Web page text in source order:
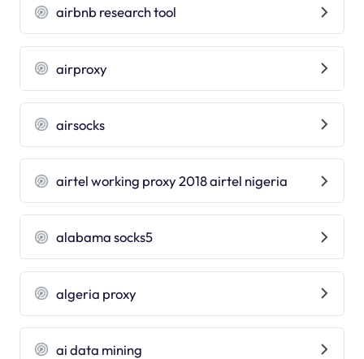
airbnb research tool
airproxy
airsocks
airtel working proxy 2018 airtel nigeria
alabama socks5
algeria proxy
ai data mining